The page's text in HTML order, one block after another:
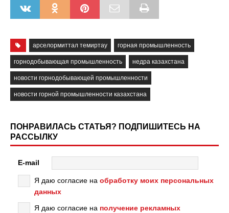
арселормиттал темиртау горная промышленность
горнодобывающая промышленность недра казахстана
новости горнодобывающей промышленности
новости горной промышленности казахстана
ПОНРАВИЛАСЬ СТАТЬЯ? ПОДПИШИТЕСЬ НА
РАССЫЛКУ
E-mail
Я даю согласие на обработку моих персональных
данных
Я даю согласие на получение рекламных